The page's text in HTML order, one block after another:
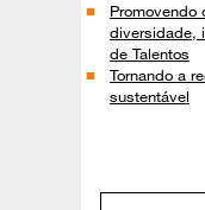
Promovendo
diversidade,
de Talentos
Tornando a
sustentável